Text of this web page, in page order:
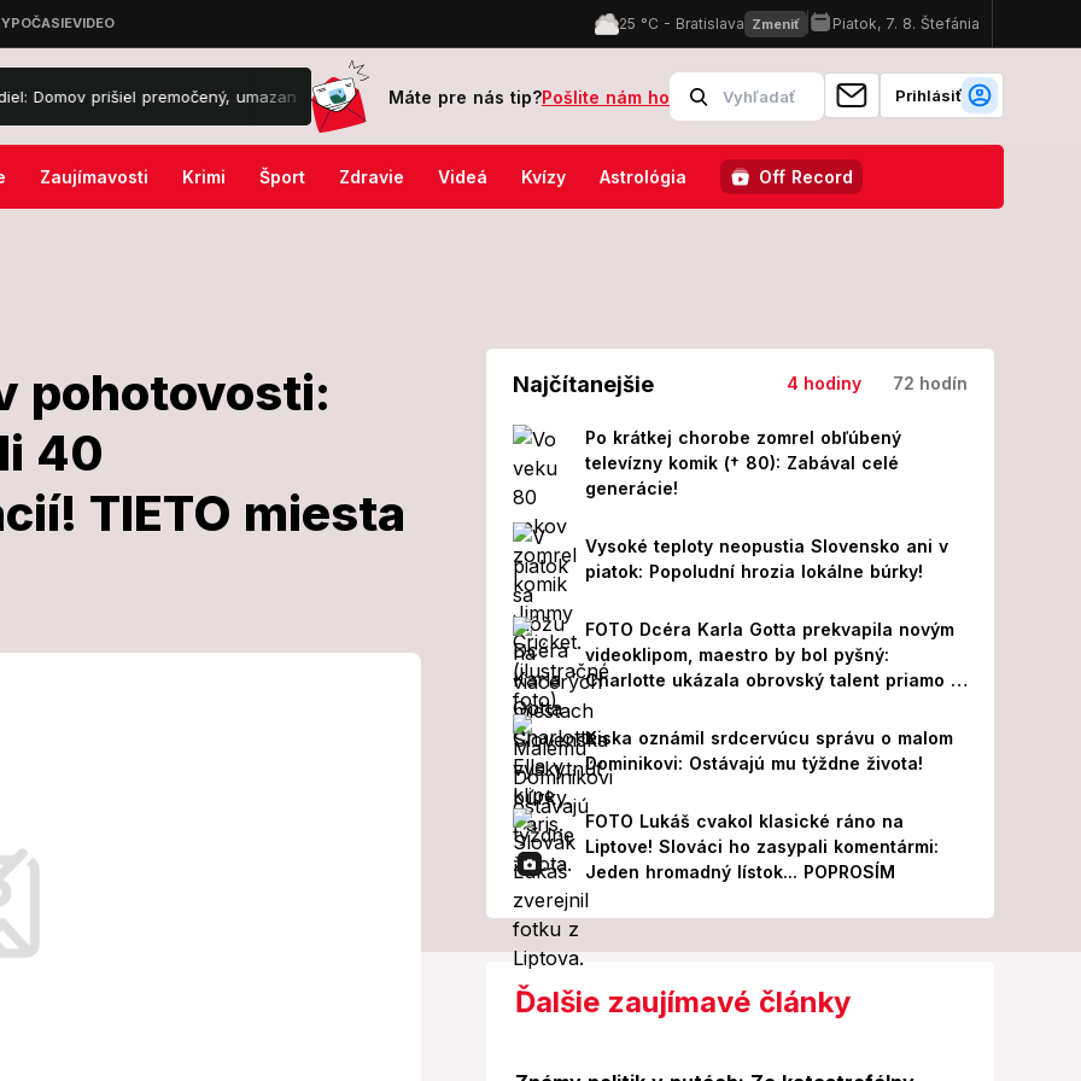
premočený, umazaný, ale... FOTO Známy politik v putách: Za katastrofálny požiar pri Aténach vinia starostu, hrozí mu tvrdá basa
Máte pre nás tip?Pošlite nám ho Prihlásiť
Zaujímavosti Krimi Šport Zdravie Videá Kvízy Astrológia Off Record
pohotovosti:
40
TIETO miesta
v
počasie
záchranné práce.
Najčítanejšie 4 hodiny 72 hodín
Po krátkej chorobe zomrel obľúbený
televízny komik († 80): Zabával celé
generácie!
Vysoké teploty neopustia Slovensko ani v
piatok: Popoludní hrozia lokálne búrky!
FOTO Dcéra Karla Gotta prekvapila novým
videoklipom, maestro by bol pyšný:
Charlotte ukázala obrovský talent priamo v
Paríži!
Kiska oznámil srdcervúcu správu o malom
Dominikovi: Ostávajú mu týždne života!
FOTO Lukáš cvakol klasické ráno na
Liptove! Slováci ho zasypali komentármi:
Jeden hromadný lístok... POPROSÍM
Ďalšie zaujímavé články